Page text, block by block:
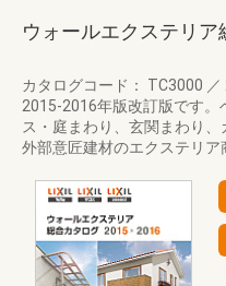
ウォールエクステリア
カタログコード： TC3000 ／
2015-2016年版改訂版です。
ス・庭まわり、玄関まわり、
外部意匠建材のエクステリア